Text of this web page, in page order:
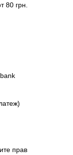
80 грн.
прав